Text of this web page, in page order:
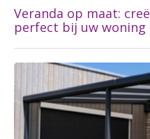
Veranda op maat:
perfect bij uw woning